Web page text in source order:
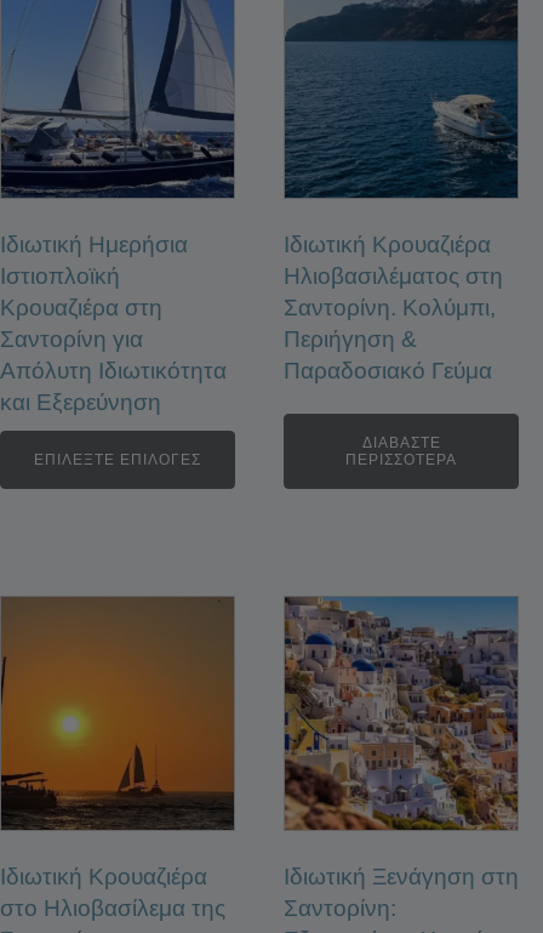
Ιδιωτική Ημερήσια
Ιστιοπλοϊκή
Κρουαζιέρα στη
Σαντορίνη για
Απόλυτη Ιδιωτικότητα
και Εξερεύνηση
ΕΠΙΛΈΞΤΕ ΕΠΙΛΟΓΈΣ
Ιδιωτική Κρουαζιέρα
Ηλιοβασιλέματος στη
Σαντορίνη. Κολύμπι,
Περιήγηση &
Παραδοσιακό Γεύμα
ΔΙΑΒΆΣΤΕ
ΠΕΡΙΣΣΌΤΕΡΑ
Ιδιωτική Κρουαζιέρα
στο Ηλιοβασίλεμα της
Ιδιωτική Ξενάγηση στη
Σαντορίνη: